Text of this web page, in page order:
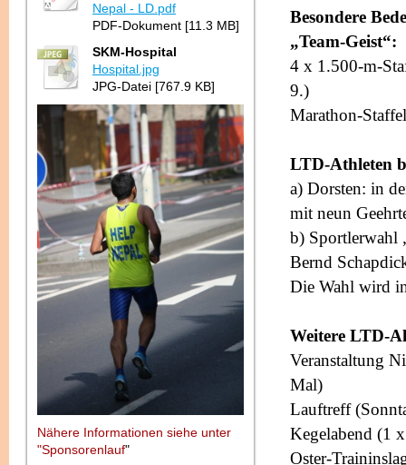
Nepal - LD.pdf
PDF-Dokument [11.3 MB]
SKM-Hospital
Hospital.jpg
JPG-Datei [767.9 KB]
Nähere Informationen siehe unter
"Sponsorenlauf"
Besondere
„Team-Geist“:
4 x 1.500-m-
9.)
Marathon-
LTD-Athleten
a) Dorsten: in
mit neun
b) Sportlerwahl
Bernd
Die Wahl wird
Weitere LTD-
Veranstaltung
Mal)
Lauftreff
Kegelabend (1
Oster-